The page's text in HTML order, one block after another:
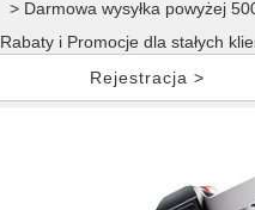
> Darmowa wysyłka powyżej
Rabaty i Promocje dla stałych
Rejestracja >